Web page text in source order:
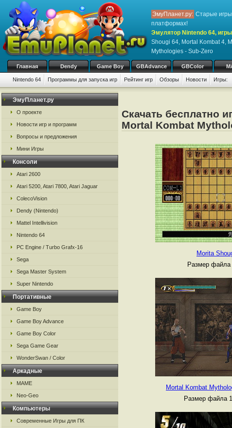
ЭмуПланет.ру: Старые
платформах!
Эмулятор Nintendo 64,
Shougi 64, Mortal Kombat 4,
Mythologies - Sub-Zero
Главная Dendy Game Boy GBAdvance GBColor
Nintendo 64 Программы для запуска игр Рейтинг игр Обзоры Новости Игры:
ЭмуПланет.ру
О проекте
Новости игр и программ
Вопросы и предложения
Мини Игры
Консоли
Atari 2600
Atari 5200, Atari 7800, Atari Jaguar
ColecoVision
Dendy (Nintendo)
Mattel Intellivision
Nintendo 64
PC Engine / Turbo Grafx-16
Sega
Sega Master System
Super Nintendo
Портативные
Game Boy
Game Boy Advance
Game Boy Color
Sega Game Gear
WonderSwan / Color
Аркадные
MAME
Neo-Geo
Компьютеры
Современные Игры для ПК
Скачать бесплатно
Mortal Kombat
Morita
Размер
Mortal Kombat
Размер файла